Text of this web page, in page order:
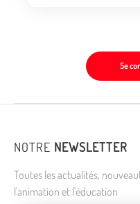
Se
NOTRE NEWSLETTER
Toutes les actualités,
l'animation et l'éducation